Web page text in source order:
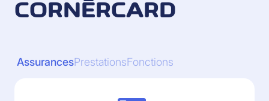
CORNÈRCARD
AssurancesPrestationsFonctions